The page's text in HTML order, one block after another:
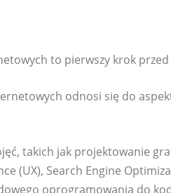
to pierwszy krok
odnosi się do
takich jak projektowanie
(UX), Search Engine
oprogramowania do